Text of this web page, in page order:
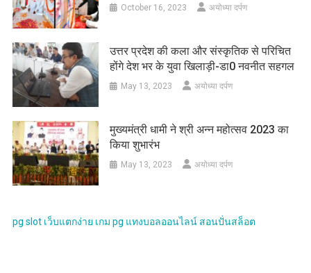
October 16, 2023 अयोध्या दर्पण
उत्तर प्रदेश की कला और संस्कृतिक से परिचित
होंगे देश भर के युवा खिलाड़ी-डा0 नवनीत सहगल
May 13, 2023 अयोध्या दर्पण
मुख्यमंत्री धामी ने श्री अन्न महोत्सव 2023 का
किया शुभारंभ
May 13, 2023 अयोध्या दर्पण
pg slot เว็บแตกง่าย เกม pg แทงบอลออนไลน์ สอนปั่นสล็อต